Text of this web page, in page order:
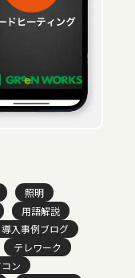
照明
用語解説
導入事例ブログ
テレワーク
ン